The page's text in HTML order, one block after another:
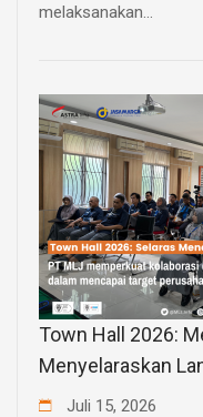
melaksanakan...
Town Hall 2026:
Menyelaraskan
Juli 15, 2026